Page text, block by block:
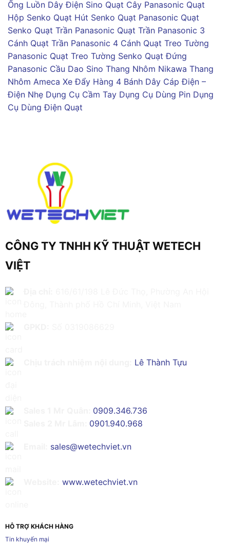
Ống Luồn Dây Điện Sino Quạt Cây Panasonic Quạt
Hộp Senko Quạt Hút Senko Quạt Panasonic Quạt
Senko Quạt Trần Panasonic Quạt Trần Panasonic 3
Cánh Quạt Trần Panasonic 4 Cánh Quạt Treo Tường
Panasonic Quạt Treo Tường Senko Quạt Đứng
Panasonic Cầu Dao Sino Thang Nhôm Nikawa Thang
Nhôm Ameca Xe Đẩy Hàng 4 Bánh Dây Cáp Điện –
Điện Nhẹ Dụng Cụ Cầm Tay Dụng Cụ Dùng Pin Dụng
Cụ Dùng Điện Quạt
CÔNG TY TNHH KỸ THUẬT WETECH
VIỆT
Lê Thành Tựu
0909.346.736
0901.940.968
sales@wetechviet.vn
www.wetechviet.vn
HỖ TRỢ KHÁCH HÀNG
Tin khuyến mại